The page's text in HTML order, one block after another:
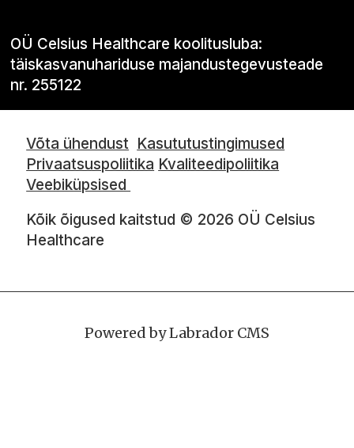
OÜ Celsius Healthcare koolitusluba:
täiskasvanuhariduse majandustegevusteade
nr. 255122
Võta ühendust Kasututustingimused
Privaatsuspoliitika Kvaliteedipoliitika
Veebiküpsised
Kõik õigused kaitstud © 2026 OÜ Celsius
Healthcare
Powered by Labrador CMS